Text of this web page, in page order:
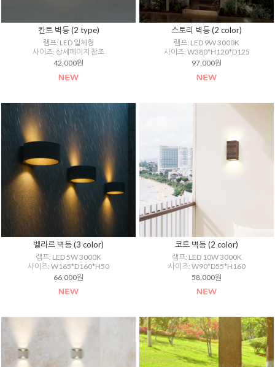
칸트 벽등 (2 type)
램프: LED 일체형
사이즈: 상세페이지 참조
42,000원
스토리 벽등 (2 color)
램프: LED 9W 3000K
사이즈: W380*H120*D125
97,000원
벨라르 벽등 (3 color)
램프: LED 5W 3000K
사이즈: W165*D160*H50
66,000원
코트 벽등 (2 color)
램프: LED 10W 3000K
사이즈: W90*D55*H160
58,000원